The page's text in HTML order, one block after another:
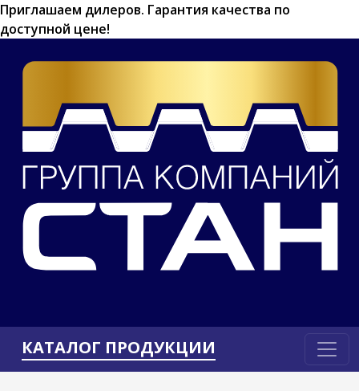
Приглашаем дилеров. Гарантия качества по
доступной цене!
КАТАЛОГ ПРОДУКЦИИ